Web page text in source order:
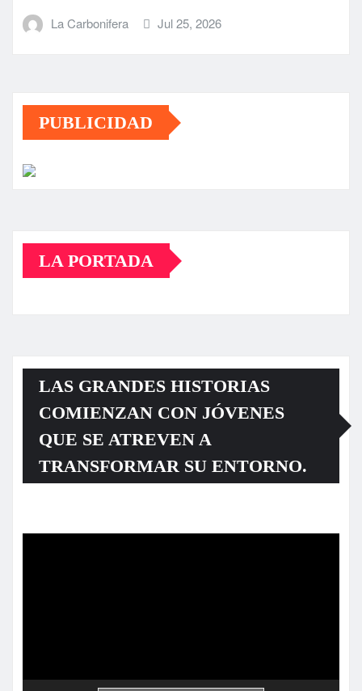
La Carbonifera Jul 25, 2026
PUBLICIDAD
LA PORTADA
LAS GRANDES HISTORIAS
COMIENZAN CON JÓVENES
QUE SE ATREVEN A
TRANSFORMAR SU ENTORNO.